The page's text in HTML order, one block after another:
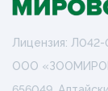
Лицензия:
ООО